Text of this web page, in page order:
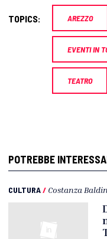
TOPICS: AREZZO
EVENTI IN
TEATRO
POTREBBE
CULTURA/ Costanza